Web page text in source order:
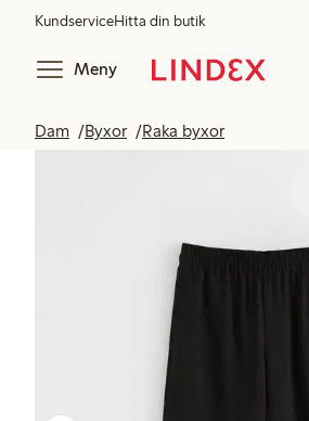
KundserviceHitta din butik
Meny
Dam Byxor Raka byxor